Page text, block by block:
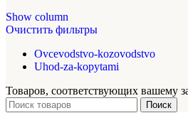
Show column
Очистить фильтры
Ovcevodstvo-kozovodstvo
Uhod-za-kopytami
Товаров, соответствующих вашему
Поиск